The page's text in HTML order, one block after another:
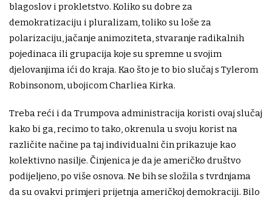
blagoslov i prokletstvo. Koliko su dobre za
demokratizaciju i pluralizam, toliko su loše za
polarizaciju, jačanje animoziteta, stvaranje radikalnih
pojedinaca ili grupacija koje su spremne u svojim
djelovanjima ići do kraja. Kao što je to bio slučaj s Tylerom
Robinsonom, ubojicom Charliea Kirka.
Treba reći i da Trumpova administracija koristi ovaj slučaj
kako bi ga, recimo to tako, okrenula u svoju korist na
različite načine pa taj individualni čin prikazuje kao
kolektivno nasilje. Činjenica je da je američko društvo
podijeljeno, po više osnova. Ne bih se složila s tvrdnjama
da su ovakvi primjeri prijetnja američkoj demokraciji. Bilo